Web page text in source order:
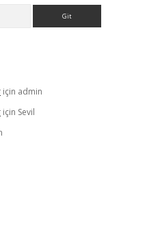
için admin
için Sevil